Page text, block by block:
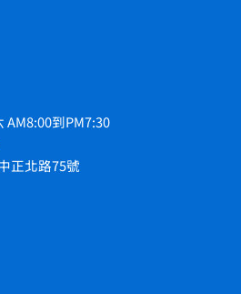
到PM7:30
正北路75號